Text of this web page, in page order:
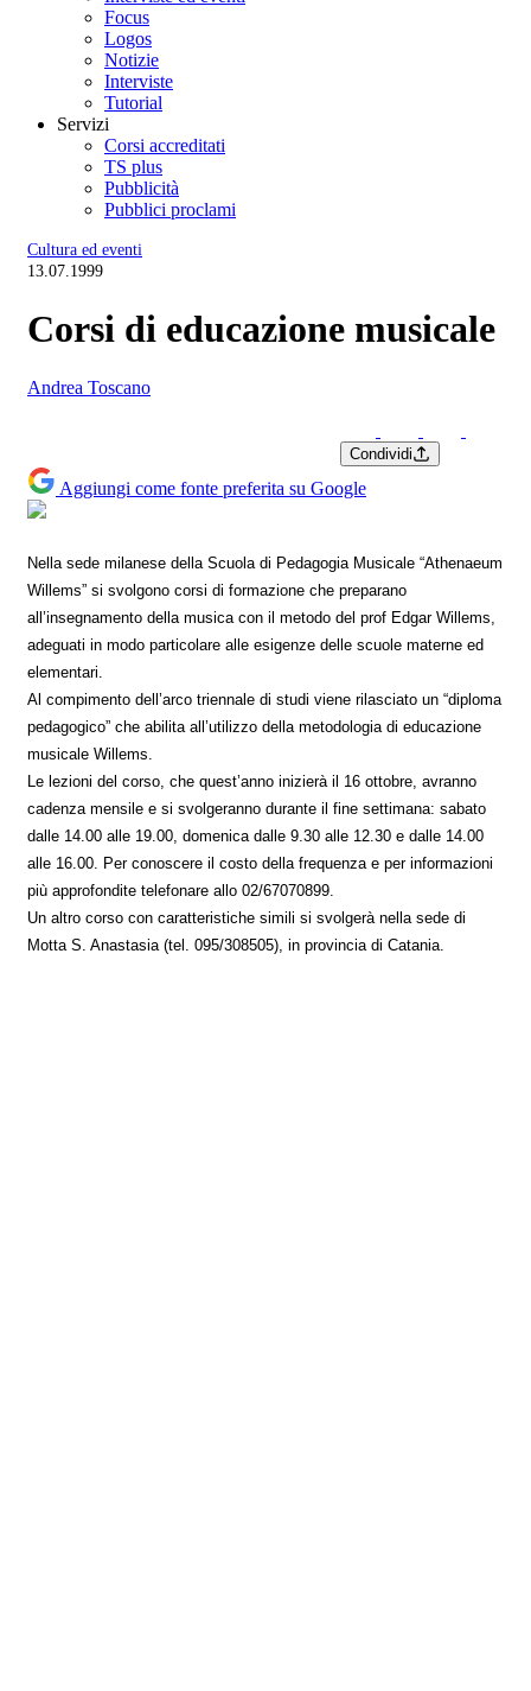
Focus
Logos
Notizie
Interviste
Tutorial
Servizi
Corsi accreditati
TS plus
Pubblicità
Pubblici proclami
Cultura ed eventi
13.07.1999
Corsi di educazione musicale
Andrea Toscano
Condividi
Aggiungi come fonte preferita su Google
Nella sede milanese della Scuola di Pedagogia Musicale “Athenaeum
Willems” si svolgono corsi di formazione che preparano
all’insegnamento della musica con il metodo del prof Edgar Willems,
adeguati in modo particolare alle esigenze delle scuole materne ed
elementari.
Al compimento dell’arco triennale di studi viene rilasciato un “diploma
pedagogico” che abilita all’utilizzo della metodologia di educazione
musicale Willems.
Le lezioni del corso, che quest’anno inizierà il 16 ottobre, avranno
cadenza mensile e si svolgeranno durante il fine settimana: sabato
dalle 14.00 alle 19.00, domenica dalle 9.30 alle 12.30 e dalle 14.00
alle 16.00. Per conoscere il costo della frequenza e per informazioni
più approfondite telefonare allo 02/67070899.
Un altro corso con caratteristiche simili si svolgerà nella sede di
Motta S. Anastasia (tel. 095/308505), in provincia di Catania.